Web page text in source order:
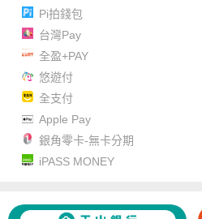
Pi拍錢包
台灣Pay
全盈+PAY
悠遊付
全支付
Apple Pay
銀角零卡-無卡分期
iPASS MONEY